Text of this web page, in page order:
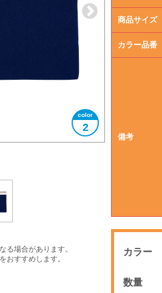
2
ります
る場合があります。
おすすめします。
商品サイズ
カラー品番
備考
カラー
数量